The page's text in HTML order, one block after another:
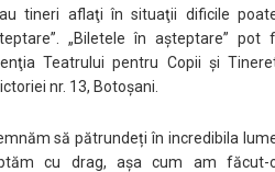
tineri aflaţi în situaţii dificile
„Biletele în aşteptare” pot
Teatrului pentru Copii şi
nr. 13, Botoşani.
să pătrundeți în incredibila
cu drag, aşa cum am făcut-